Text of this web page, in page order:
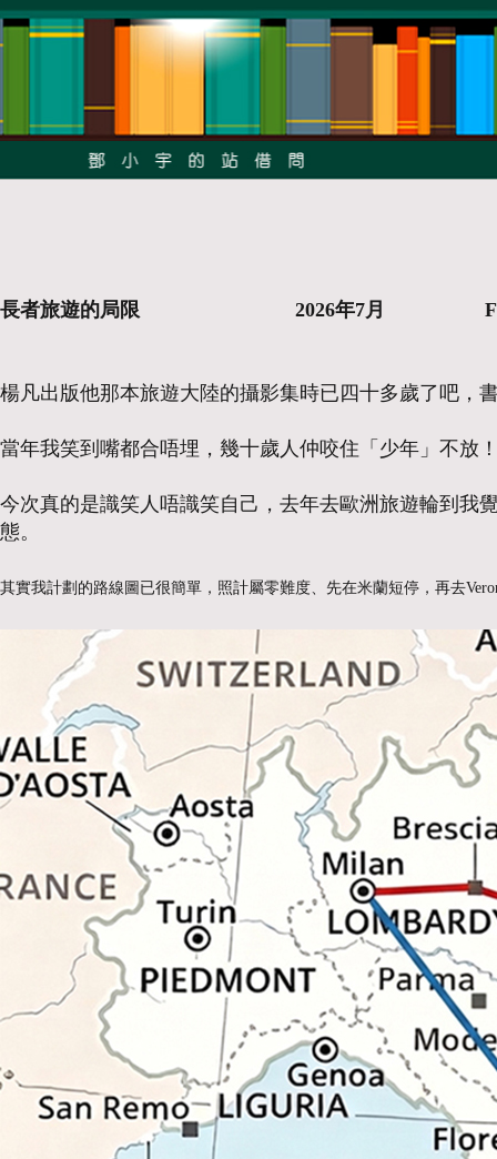
長者旅遊的局限 2026年7月
楊凡出版他那本旅遊大陸的攝影集時已四十多歲了吧，
當年我笑到嘴都合唔埋，幾十歲人仲咬住「少年」不放
今次真的是識笑人唔識笑自己，去年去歐洲旅遊輪到我
態。
其實我計劃的路線圖已很簡單，照計屬零難度、先在米蘭短停，再去